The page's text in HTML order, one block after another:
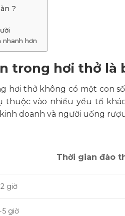
?
hơn
trong hơi thở là
hơi thở không có một con
vào nhiều yếu tố
doanh và người uống
Thời gian đào
giờ
5 giờ